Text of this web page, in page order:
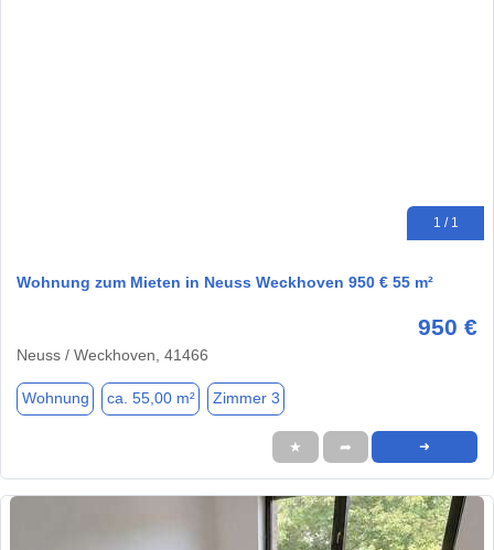
1 / 1
Wohnung zum Mieten in Neuss Weckhoven 950 € 55 m²
950 €
Neuss / Weckhoven, 41466
Wohnung ca. 55,00 m² Zimmer 3
★ ➦ ➜